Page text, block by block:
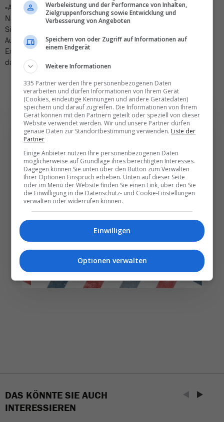
«Auch in Hinblick auf die veränderte Situation in unseren
Nachbarländern Deutschland und Österreich sind wir dabei, die
Situation für die Schweiz zu analysieren und stehen in engem
Austausch mit dem EDA, mit rechtlichen Expertinnen und
Experten sowie mit Versicherungen und sind mit Hochdruck
dabei, fundierte Entscheidungsgrundlagen zu schaffen.»
Die wichtigsten und
besten News direkt in
Ihr E‑Mail-Postfach
weniger. Bei Travel­news haben Sie die Wahl.
NEWSLETTER ENTDECKEN
DAS KÖNNTE SIE AUCH
INTERESSIEREN
Werbeleistung und der Performance von Inhalten,
Zielgruppenforschung sowie Entwicklung und
Verbesserung von Angeboten
Speichern von oder Zugriff auf Informationen auf
einem Endgerät
Weitere Informationen
335 Partner werden Ihre personenbezogenen Daten
verarbeiten und dürfen Informationen von Ihrem Gerät
(Cookies, eindeutige Kennungen und andere Gerätedaten)
speichern und darauf zugreifen. Die Informationen von Ihrem
Gerät können mit den Partnern geteilt oder speziell von dieser
Website verwendet werden. Wir und unsere Partner dürfen
genaue Daten zur Standortbestimmung verwenden. Liste der
Partner
Einige Anbieter nutzen Ihre personenbezogenen Daten
möglicherweise auf Grundlage ihres berechtigten Interesses.
Dagegen können Sie unten über den Button zum Verwalten
Ihrer Optionen Einspruch erheben. Unten auf dieser Seite
oder im Menü der Website finden Sie einen Link, über den Sie
die Einwilligung in die Datenschutz- und Cookie-Einstellungen
verwalten oder widerrufen können.
Einwilligen
Optionen verwalten